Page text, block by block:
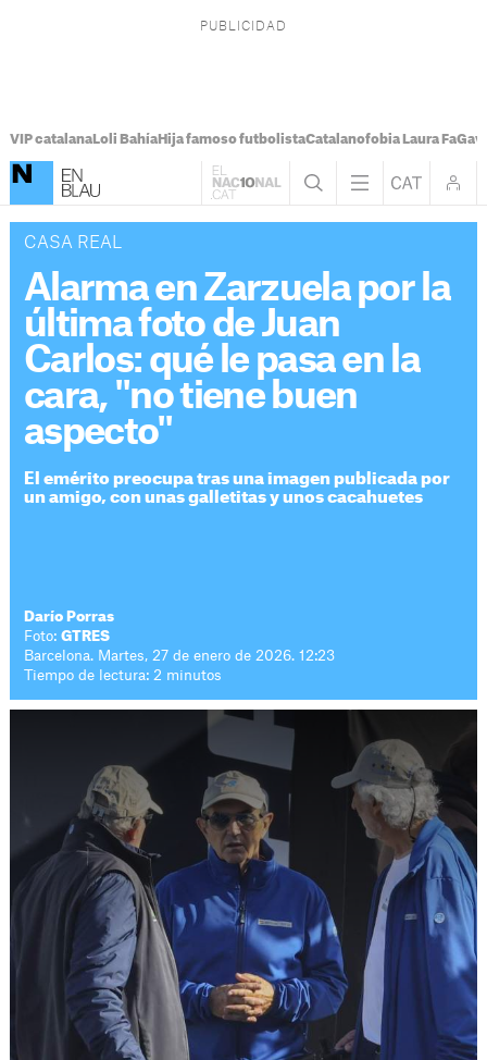
VIP catalanaLoli BahíaHija famoso futbolistaCatalanofobia Laura FaGavi
CASA REAL
Alarma en Zarzuela por la
última foto de Juan
Carlos: qué le pasa en la
cara, "no tiene buen
aspecto"
El emérito preocupa tras una imagen publicada por
un amigo, con unas galletitas y unos cacahuetes
Darío Porras
Foto:GTRES
Barcelona. Martes, 27 de enero de 2026. 12:23
Tiempo de lectura: 2 minutos